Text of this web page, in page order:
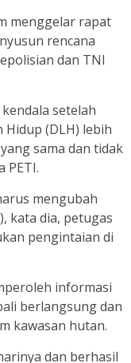
menggelar rapat
rencana
dan TNI
setelah
(DLH) lebih
sama dan tidak
PETI.
mengubah
kata dia, petugas
pengintaian di
informasi
berlangsung dan
kawasan hutan.
dan berhasil